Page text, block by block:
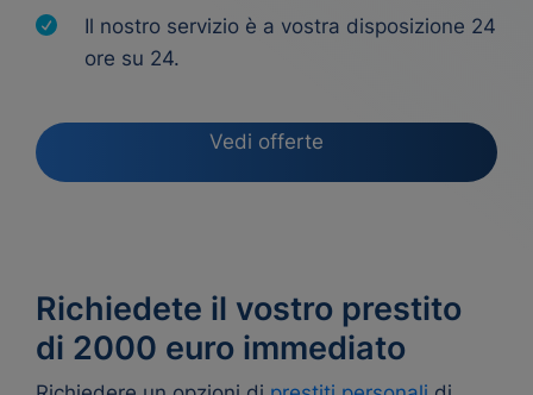
Il nostro servizio è a vostra disposizione 24
ore su 24.
Vedi offerte
Richiedete il vostro prestito
di 2000 euro immediato